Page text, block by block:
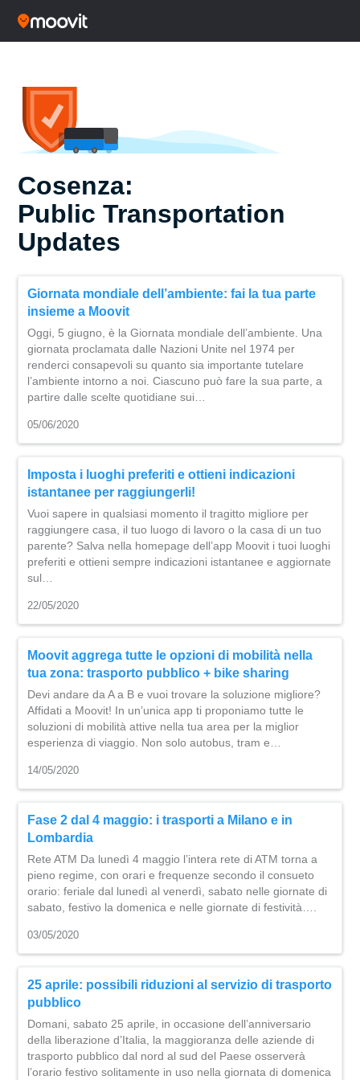
Cosenza:
Public Transportation
Updates
Giornata mondiale dell’ambiente: fai la tua parte
insieme a Moovit
Oggi, 5 giugno, è la Giornata mondiale dell’ambiente. Una
giornata proclamata dalle Nazioni Unite nel 1974 per
renderci consapevoli su quanto sia importante tutelare
l’ambiente intorno a noi. Ciascuno può fare la sua parte, a
partire dalle scelte quotidiane sui…
05/06/2020
Imposta i luoghi preferiti e ottieni indicazioni
istantanee per raggiungerli!
Vuoi sapere in qualsiasi momento il tragitto migliore per
raggiungere casa, il tuo luogo di lavoro o la casa di un tuo
parente? Salva nella homepage dell’app Moovit i tuoi luoghi
preferiti e ottieni sempre indicazioni istantanee e aggiornate
sul…
22/05/2020
Moovit aggrega tutte le opzioni di mobilità nella
tua zona: trasporto pubblico + bike sharing
Devi andare da A a B e vuoi trovare la soluzione migliore?
Affidati a Moovit! In un’unica app ti proponiamo tutte le
soluzioni di mobilità attive nella tua area per la miglior
esperienza di viaggio. Non solo autobus, tram e…
14/05/2020
Fase 2 dal 4 maggio: i trasporti a Milano e in
Lombardia
Rete ATM Da lunedì 4 maggio l’intera rete di ATM torna a
pieno regime, con orari e frequenze secondo il consueto
orario: feriale dal lunedì al venerdì, sabato nelle giornate di
sabato, festivo la domenica e nelle giornate di festività….
03/05/2020
25 aprile: possibili riduzioni al servizio di trasporto
pubblico
Domani, sabato 25 aprile, in occasione dell’anniversario
della liberazione d’Italia, la maggioranza delle aziende di
trasporto pubblico dal nord al sud del Paese osserverà
l’orario festivo solitamente in uso nella giornata di domenica